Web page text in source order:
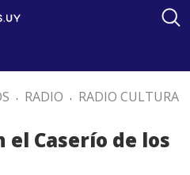
. RADIO . RADIO CULTURA
el Caserío de los